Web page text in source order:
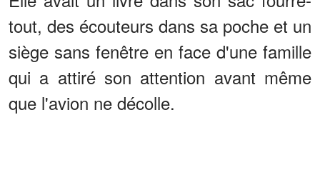
tout, des écouteurs dans sa poche et un
siège sans fenêtre en face d'une famille
qui a attiré son attention avant même
que l'avion ne décolle.